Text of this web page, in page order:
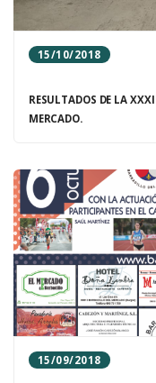
15/10/2018
RESULTADOS DE LA
MERCADO.
15/09/2018